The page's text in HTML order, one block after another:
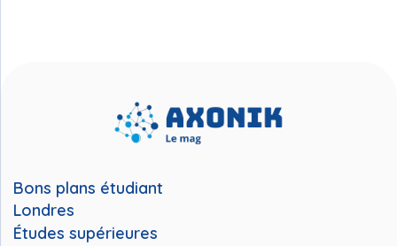
Bons plans étudiant
Londres
Études supérieures